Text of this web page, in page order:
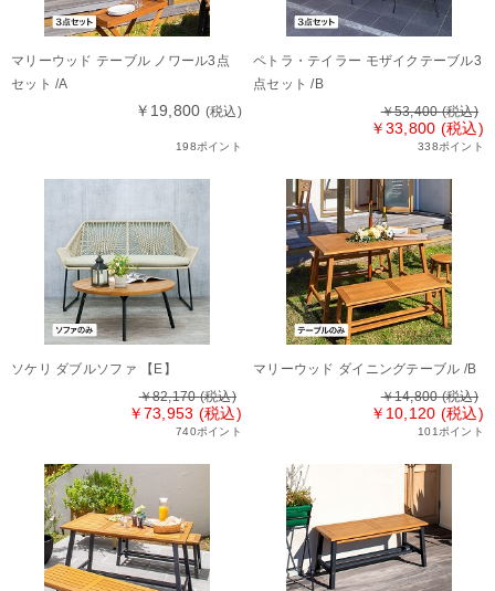
マリーウッド テーブル ノワール3点
セット /A
￥19,800 (税込)
198ポイント
ペトラ・テイラー モザイクテーブル3
点セット /B
￥53,400(税込)
￥33,800 (税込)
338ポイント
ソケリ ダブルソファ 【E】
￥82,170(税込)
￥73,953 (税込)
740ポイント
マリーウッド ダイニングテーブル /B
￥14,800(税込)
￥10,120 (税込)
101ポイント